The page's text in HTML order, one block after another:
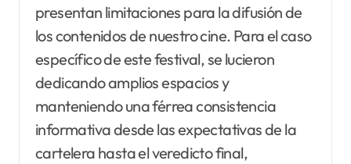
presentan limitaciones para la difusión de
los contenidos de nuestro cine. Para el caso
específico de este festival, se lucieron
dedicando amplios espacios y
manteniendo una férrea consistencia
informativa desde las expectativas de la
cartelera hasta el veredicto final,